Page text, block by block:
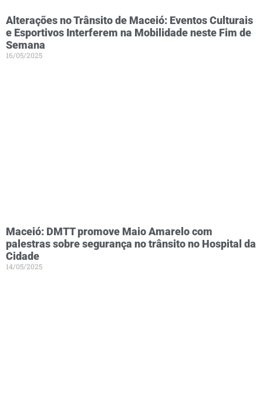
Alterações no Trânsito de Maceió: Eventos Culturais
e Esportivos Interferem na Mobilidade neste Fim de
Semana
16/05/2025
Maceió: DMTT promove Maio Amarelo com
palestras sobre segurança no trânsito no Hospital da
Cidade
14/05/2025